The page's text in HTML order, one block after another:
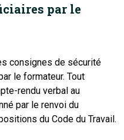
par le
consignes de sécurité
le formateur. Tout
rendu verbal au
par le renvoi du
du Code du Travail.